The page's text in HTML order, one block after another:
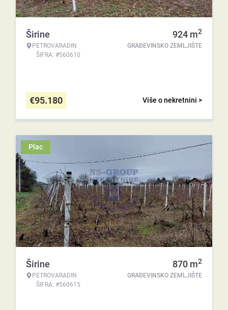
Širine
PETROVARADIN
ŠIFRA: #560610
924 m2
GRAĐEVINSKO ZEMLJIŠTE
Više o nekretnini >
€95.180
Plac
Širine
PETROVARADIN
ŠIFRA: #560615
870 m2
GRAĐEVINSKO ZEMLJIŠTE